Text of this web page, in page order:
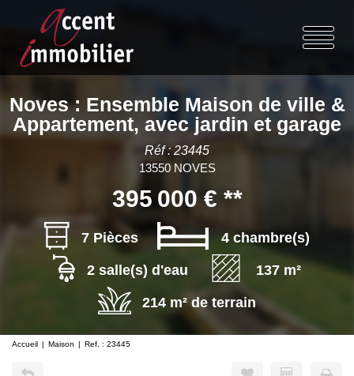
Noves : Ensemble Maison de ville &
Appartement, avec jardin et garage
Réf : 23445
13550 NOVES
395 000 € **
7 Pièces 4 chambre(s)
2 salle(s) d'eau 137 m²
214 m² de terrain
Accueil Maison Ref. : 23445